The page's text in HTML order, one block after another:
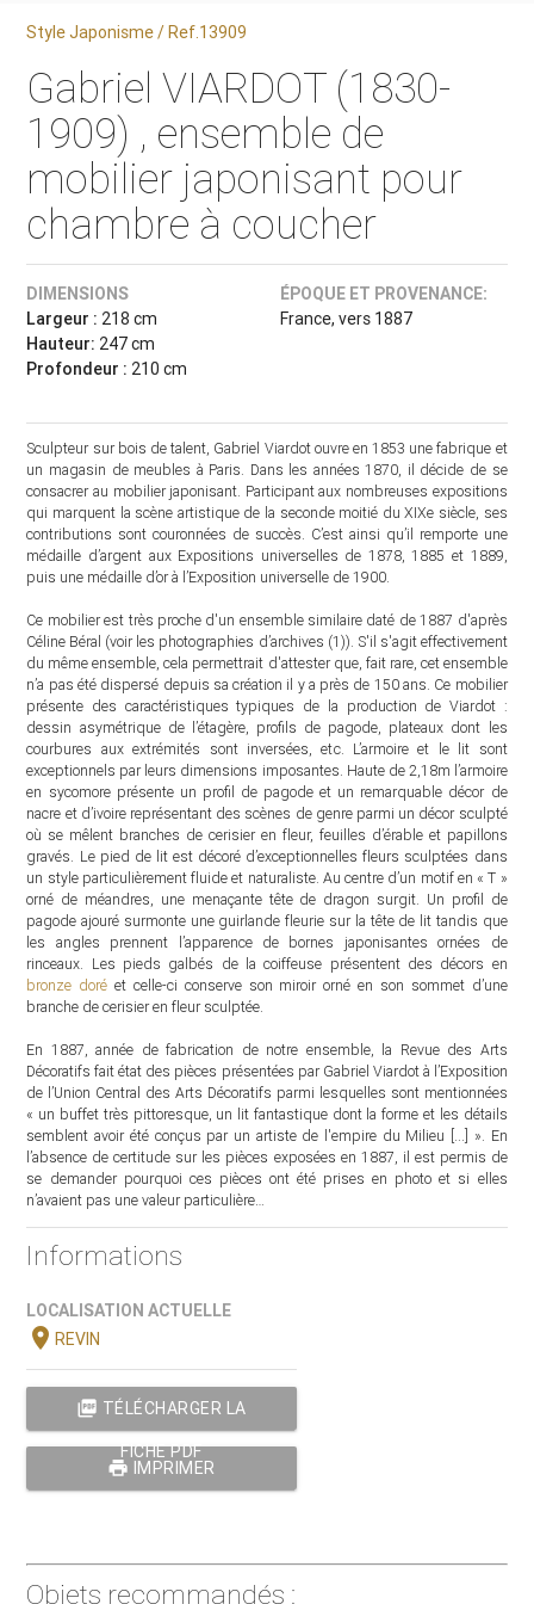
Style Japonisme / Ref.13909
Gabriel VIARDOT (1830-
1909) , ensemble de
mobilier japonisant pour
chambre à coucher
DIMENSIONS
Largeur : 218 cm
Hauteur: 247 cm
Profondeur : 210 cm
ÉPOQUE ET PROVENANCE:
France, vers 1887
Sculpteur sur bois de talent, Gabriel Viardot ouvre en 1853 une fabrique et
un magasin de meubles à Paris. Dans les années 1870, il décide de se
consacrer au mobilier japonisant. Participant aux nombreuses expositions
qui marquent la scène artistique de la seconde moitié du XIXe siècle, ses
contributions sont couronnées de succès. C’est ainsi qu’il remporte une
médaille d’argent aux Expositions universelles de 1878, 1885 et 1889,
puis une médaille d’or à l’Exposition universelle de 1900.
Ce mobilier est très proche d'un ensemble similaire daté de 1887 d'après
Céline Béral (voir les photographies d’archives (1)). S'il s'agit effectivement
du même ensemble, cela permettrait d'attester que, fait rare, cet ensemble
n’a pas été dispersé depuis sa création il y a près de 150 ans. Ce mobilier
présente des caractéristiques typiques de la production de Viardot :
dessin asymétrique de l’étagère, profils de pagode, plateaux dont les
courbures aux extrémités sont inversées, etc. L’armoire et le lit sont
exceptionnels par leurs dimensions imposantes. Haute de 2,18m l’armoire
en sycomore présente un profil de pagode et un remarquable décor de
nacre et d’ivoire représentant des scènes de genre parmi un décor sculpté
où se mêlent branches de cerisier en fleur, feuilles d’érable et papillons
gravés. Le pied de lit est décoré d’exceptionnelles fleurs sculptées dans
un style particulièrement fluide et naturaliste. Au centre d’un motif en « T »
orné de méandres, une menaçante tête de dragon surgit. Un profil de
pagode ajouré surmonte une guirlande fleurie sur la tête de lit tandis que
les angles prennent l’apparence de bornes japonisantes ornées de
rinceaux. Les pieds galbés de la coiffeuse présentent des décors en
bronze doré et celle-ci conserve son miroir orné en son sommet d’une
branche de cerisier en fleur sculptée.
En 1887, année de fabrication de notre ensemble, la Revue des Arts
Décoratifs fait état des pièces présentées par Gabriel Viardot à l’Exposition
de l’Union Central des Arts Décoratifs parmi lesquelles sont mentionnées
« un buffet très pittoresque, un lit fantastique dont la forme et les détails
semblent avoir été conçus par un artiste de l'empire du Milieu [...] ». En
l’absence de certitude sur les pièces exposées en 1887, il est permis de
se demander pourquoi ces pièces ont été prises en photo et si elles
n’avaient pas une valeur particulière…
Informations
LOCALISATION ACTUELLE
location_onREVIN
picture_as_pdf TÉLÉCHARGER LA
FICHE PDF
print IMPRIMER
Objets recommandés :